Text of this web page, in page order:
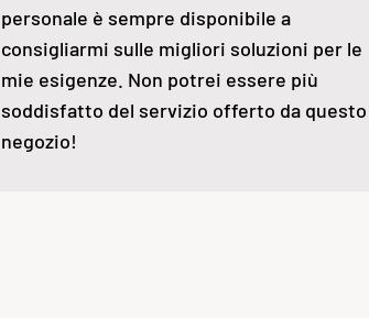
personale è sempre disponibile a
consigliarmi sulle migliori soluzioni per le
mie esigenze. Non potrei essere più
soddisfatto del servizio offerto da questo
negozio!